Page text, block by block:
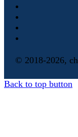
© 2018-2026,
Back to top button